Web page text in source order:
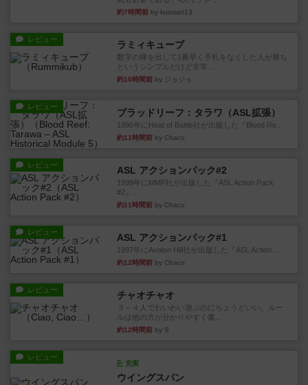
約7時間前 by kurotan13
レビュー ラミィキューブ
数字の牌を出して1番早く手札をなくした人が勝ち
というシンプルだけど非常...
約10時間前 by ジョジョ
レビュー
ブラッドリーフ：タラワ（ASL拡張）
1996年にHeat of Battle社が出版した『Blood Re...
約11時間前 by Chaco
レビュー ASL アクションパック#2
1999年にMMP社が出版した『ASL Action Pack
#2』...
約11時間前 by Chaco
レビュー ASL アクションパック#1
1997年にAvalon Hill社が出版した『ASL Action ...
約12時間前 by Chaco
レビュー チャオチャオ
３～４人でわいわい遊ぶのにちょうどいい。ルー
ルは他の方が分かりやすく書...
約12時間前 by S
レビュー
充実
ウイングスパン